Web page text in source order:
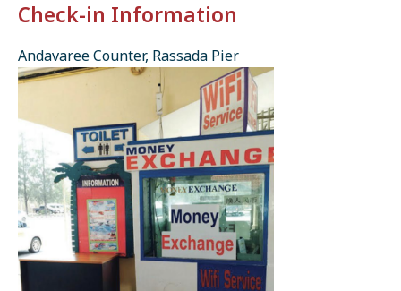
Check-in Information
Andavaree Counter, Rassada Pier